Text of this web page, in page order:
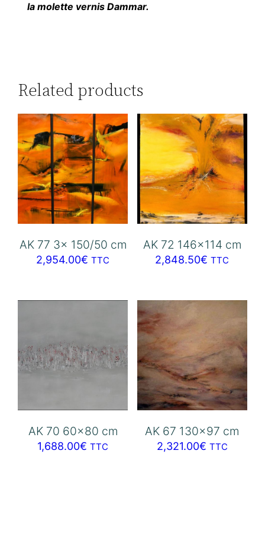
la molette vernis Dammar.
Related products
AK 77 3x 150/50 cm
2,954.00€ TTC
AK 72 146×114 cm
2,848.50€ TTC
AK 70 60×80 cm
1,688.00€ TTC
AK 67 130×97 cm
2,321.00€ TTC